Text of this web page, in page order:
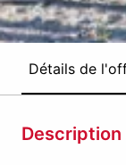
Détails de